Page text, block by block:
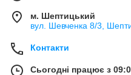
м. Шептицький
вул. Шевченка 8/3,
Контакти
Сьогодні працює з